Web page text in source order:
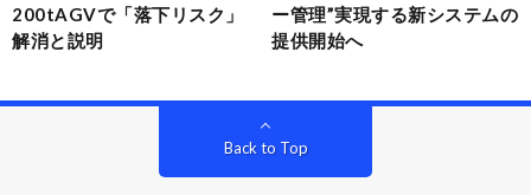
200tAGVで「落下リスク」
解消と説明
ー管理”実現する新システムの
提供開始へ
Back to Top